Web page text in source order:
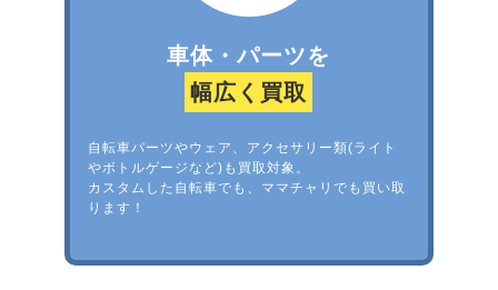
車体・パーツを
幅広く買取
自転車パーツやウェア、アクセサリー類(ライト
やボトルゲージなど)も買取対象。
カスタムした自転車でも、ママチャリでも買い取
ります！